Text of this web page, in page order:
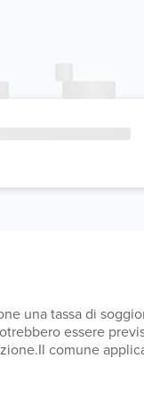
una tassa di
essere
comune